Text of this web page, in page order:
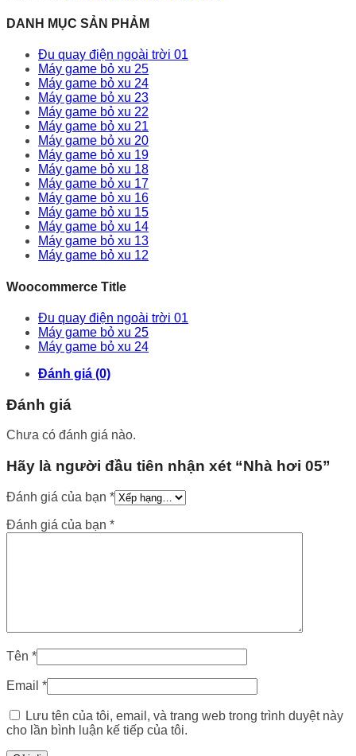
DANH MỤC SẢN PHẢM
Đu quay điện ngoài trời 01
Máy game bỏ xu 25
Máy game bỏ xu 24
Máy game bỏ xu 23
Máy game bỏ xu 22
Máy game bỏ xu 21
Máy game bỏ xu 20
Máy game bỏ xu 19
Máy game bỏ xu 18
Máy game bỏ xu 17
Máy game bỏ xu 16
Máy game bỏ xu 15
Máy game bỏ xu 14
Máy game bỏ xu 13
Máy game bỏ xu 12
Woocommerce Title
Đu quay điện ngoài trời 01
Máy game bỏ xu 25
Máy game bỏ xu 24
Đánh giá (0)
Đánh giá
Chưa có đánh giá nào.
Hãy là người đầu tiên nhận xét “Nhà hơi 05”
Đánh giá của bạn *
Đánh giá của bạn *
Tên *
Email *
Lưu tên của tôi, email, và trang web trong trình duyệt này
cho lần bình luận kế tiếp của tôi.